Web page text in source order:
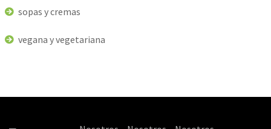
sopas y cremas
vegana y vegetariana